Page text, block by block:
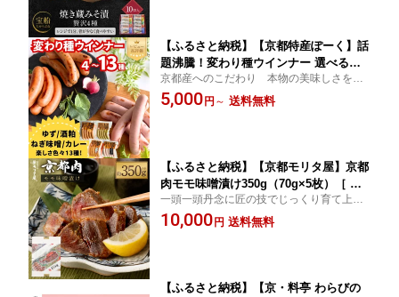
【ふるさと納税】【京都特産ぽーく】話
題沸騰！変わり種ウインナー 選べるセ
ット 4種～13種［ 京都 銘柄豚専門店 ウ
インナー食べ比べ ゆず・ねぎ味噌・酒
京都産へのこだわり 本物の美味しさを味
わってください
5,000 円 ～ 送料無料
【ふるさと納税】【京都モリタ屋】京都
肉モモ味噌漬け350g（70g×5枚）［ 京
都 老舗 肉 味噌漬け 人気 おすすめ グル
メ 簡単 お手軽 おいしい 高級 ブランド
一頭一頭丹念に匠の技でじっくり育て上げ
る京都の和牛。その中から品質を厳選した
ものが「伝統と文化の味”京都肉”」まさに美
10,000 円 送料無料
【ふるさと納税】【京・料亭 わらびの